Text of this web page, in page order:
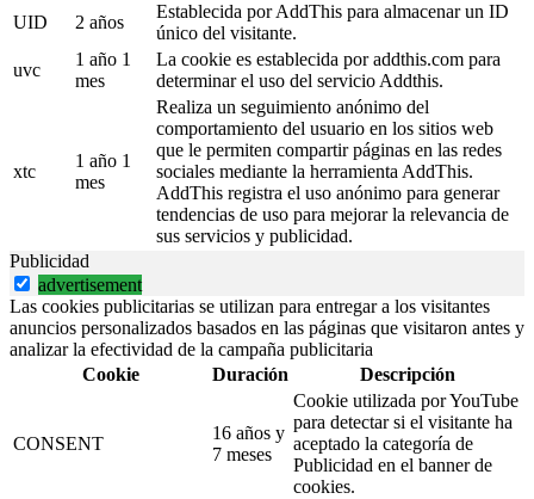
UID
2 años
Establecida por AddThis para almacenar un ID
único del visitante.
uvc
1 año 1
mes
La cookie es establecida por addthis.com para
determinar el uso del servicio Addthis.
xtc
1 año 1
mes
Realiza un seguimiento anónimo del
comportamiento del usuario en los sitios web
que le permiten compartir páginas en las redes
sociales mediante la herramienta AddThis.
AddThis registra el uso anónimo para generar
tendencias de uso para mejorar la relevancia de
sus servicios y publicidad.
Publicidad
advertisement
Las cookies publicitarias se utilizan para entregar a los visitantes
anuncios personalizados basados en las páginas que visitaron antes y
analizar la efectividad de la campaña publicitaria
Cookie
Duración Descripción
CONSENT
16 años y
7 meses
Cookie utilizada por YouTube
para detectar si el visitante ha
aceptado la categoría de
Publicidad en el banner de
cookies.